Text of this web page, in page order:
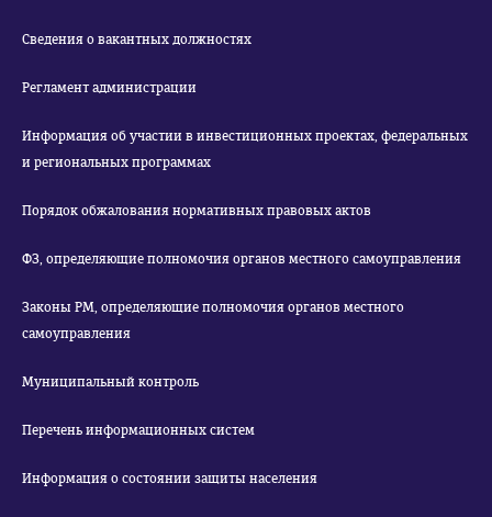
Сведения о вакантных должностях
Регламент администрации
Информация об участии в инвестиционных проектах, федеральных
и региональных программах
Порядок обжалования нормативных правовых актов
ФЗ, определяющие полномочия органов местного самоуправления
Законы РМ, определяющие полномочия органов местного
самоуправления
Муниципальный контроль
Перечень информационных систем
Информация о состоянии защиты населения